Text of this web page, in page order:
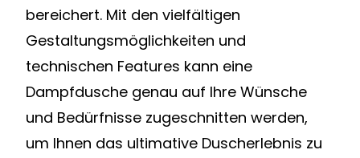
bereichert. Mit den vielfältigen
Gestaltungsmöglichkeiten und
technischen Features kann eine
Dampfdusche genau auf Ihre Wünsche
und Bedürfnisse zugeschnitten werden,
um Ihnen das ultimative Duscherlebnis zu